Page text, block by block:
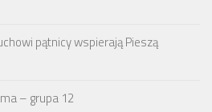
pątnicy wspierają Pieszą
– grupa 12